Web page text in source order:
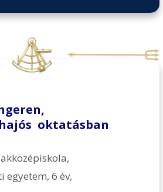
oktatásban
egyetem, 6 év,